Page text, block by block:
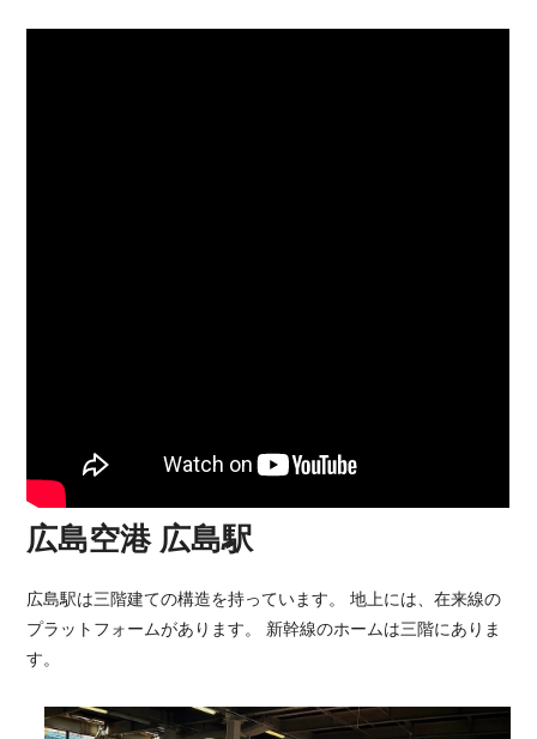
広島空港 広島駅
広島駅は三階建ての構造を持っています。 地上には、在来線の
プラットフォームがあります。 新幹線のホームは三階にありま
す。